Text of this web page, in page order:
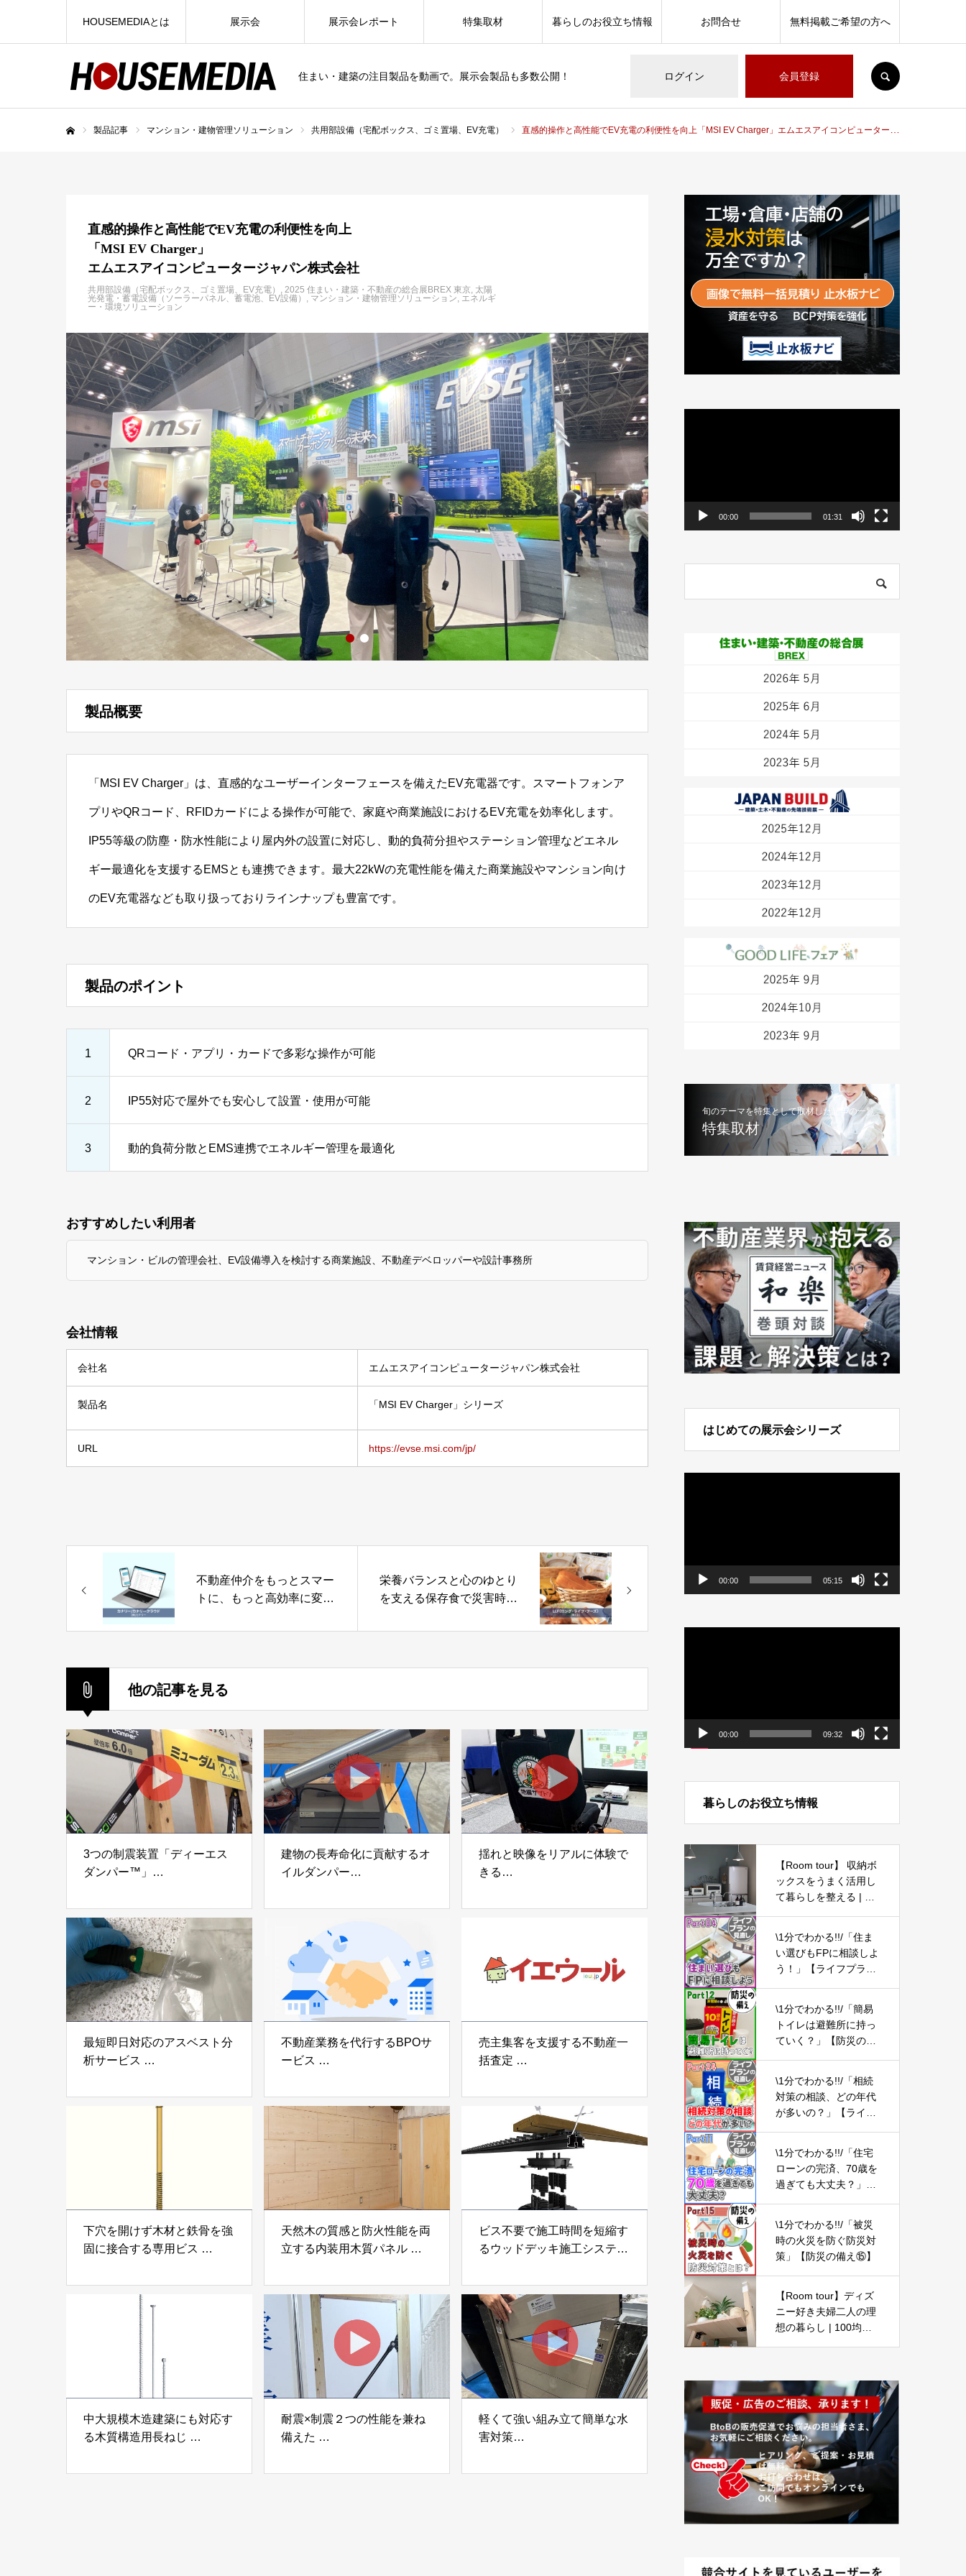
住まい・建築の注目製品を動画で。展示会製品も多数公開！ ログイン 会員登録
HOUSEMEDIAとは 展示会 展示会レポート 特集取材 暮らしのお役立ち情報 お問合せ 無料掲載ご希望の方へ
製品記事 マンション・建物管理ソリューション 共用部設備（宅配ボックス、ゴミ置場、EV充電） 直感的操作と高性能でEV充電の利便性を向上「MSI EV Charger」エムエスアイコンピュータージャパン株式会社
直感的操作と高性能でEV充電の利便性を向上
「MSI EV Charger」
エムエスアイコンピュータージャパン株式会社
共用部設備（宅配ボックス、ゴミ置場、EV充電） 2025 住まい・建築・不動産の総合展BREX 東京 太陽
光発電・蓄電設備（ソーラーパネル、蓄電池、EV設備）
マンション・建物管理ソリューション エネルギ
ー・環境ソリューション
製品概要
「MSI EV Charger」は、直感的なユーザーインターフェースを備えたEV充電器です。スマートフォンア
プリやQRコード、RFIDカードによる操作が可能で、家庭や商業施設におけるEV充電を効率化します。
IP55等級の防塵・防水性能により屋内外の設置に対応し、動的負荷分担やステーション管理などエネル
ギー最適化を支援するEMSとも連携できます。最大22kWの充電性能を備えた商業施設やマンション向け
のEV充電器なども取り扱っておりラインナップも豊富です。
製品のポイント
1 QRコード・アプリ・カードで多彩な操作が可能
2 IP55対応で屋外でも安心して設置・使用が可能
3 動的負荷分散とEMS連携でエネルギー管理を最適化
おすすめしたい利用者
マンション・ビルの管理会社、EV設備導入を検討する商業施設、不動産デベロッパーや設計事務所
会社情報
会社名 エムエスアイコンピュータージャパン株式会社
製品名 「MSI EV Charger」シリーズ
URL https://evse.msi.com/jp/
不動産仲介をもっとスマー
トに、もっと高効率に変え
リー／カナリークラウド」
栄養バランスと心のゆとり
を支える保存食で災害時に
グ・ライフ・フーズ）」株
他の記事を見る
3つの制震装置「ディーエス
ダンパー™」
プ®」
アイディールブレーン株式会
社
建物の長寿命化に貢献するオ
イルダンパー
「evoltz」
揺れと映像をリアルに体験で
きる
「地震ザブトン」
最短即日対応のアスベスト分
析サービス
株式会社べスター
不動産業務を代行するBPOサ
ービス
らぶGROUP
売主集客を支援する不動産一
括査定
Speee
下穴を開けず木材と鉄骨を強
固に接合する専用ビス
株式会社
天然木の質感と防火性能を両
立する内装用木質パネル
モクパネル）」 合同会社サ
ンパテック
ビス不要で施工時間を短縮す
るウッドデッキ施工システム
JAPAN
中大規模木造建築にも対応す
る木質構造用長ねじ
ス」 株式会社カナイ
耐震×制震２つの性能を兼ね
備えた
工業株式会社
軽くて強い組み立て簡単な水
害対策
ー」
00:00 01:31
旬のテーマを特集として取材した記事の一覧
特集取材
はじめての展示会シリーズ
00:00 05:15
動
00:00 09:32
暮らしのお役立ち情報
【Room tour】 収納ボ
ックスをうまく活用し
て暮らしを整える | ニ
インテリア
\1分でわかる!!/「住ま
い選びもFPに相談しよ
う！」【ライフプラン
\1分でわかる!!/「簡易
トイレは避難所に持っ
ていく？」【防災の備
\1分でわかる!!/「相続
対策の相談、どの年代
が多いの？」【ライフ
\1分でわかる!!/「住宅
ローンの完済、70歳を
過ぎても大丈夫？」
\1分でわかる!!/「被災
時の火災を防ぐ防災対
策」【防災の備え⑮】
【Room tour】ディズ
ニー好き夫婦二人の理
想の暮らし | 100均・